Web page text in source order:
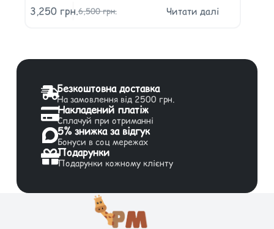
6,500грн.
3,250 грн. Читати далі
Безкоштовна доставка
На замовлення від 2500 грн.
Накладений платіж
Сплачуй при отриманні
5% знижка за відгук
Бонуси в соц мережах
Подарунки
Подарунки кожному клієнту